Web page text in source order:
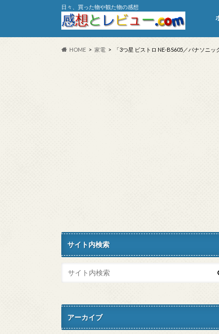
日々、買った物や観た物の感想
HOME 家電 「3つ星 ビストロ NE-BS605／パナソニ
サイト内検索
アーカイブ